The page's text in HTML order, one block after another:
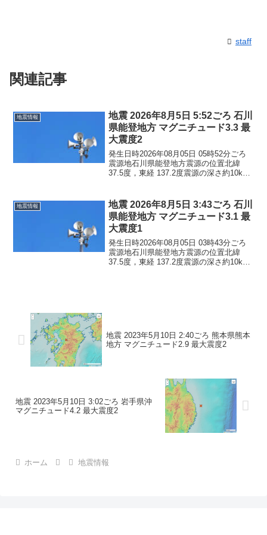
staff
関連記事
地震情報
地震 2026年8月5日 5:52ごろ 石川
県能登地方 マグニチュード3.3 最
大震度2
発生日時2026年08月05日 05時52分ごろ
震源地石川県能登地方震源の位置北緯
37.5度，東経 137.2度震源の深さ約10km
りません。震度2石川県珠洲市...
地震情報
地震 2026年8月5日 3:43ごろ 石川
県能登地方 マグニチュード3.1 最
大震度1
発生日時2026年08月05日 03時43分ごろ
震源地石川県能登地方震源の位置北緯
37.5度，東経 137.2度震源の深さ約10km
地震 2023年5月10日 2:40ごろ 熊本県熊本
地方 マグニチュード2.9 最大震度2
地震 2023年5月10日 3:02ごろ 岩手県沖
マグニチュード4.2 最大震度2
ホーム 地震情報